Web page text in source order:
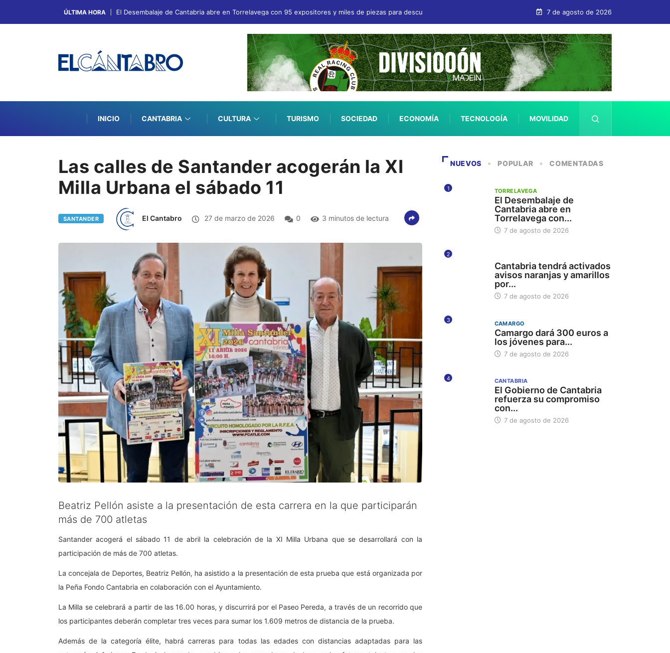
ÚLTIMA HORA El Desembalaje de Cantabria abre en Torrelavega con 95 expositores y miles de piezas para descubrir 7 de agosto de 2026
INICIO CANTABRIA CULTURA TURISMO SOCIEDAD ECONOMÍA TECNOLOGÍA MOVILIDAD
Las calles de Santander acogerán la XI
Milla Urbana el sábado 11
SANTANDER El Cantabro 27 de marzo de 2026 0 3 minutos de lectura
Beatriz Pellón asiste a la presentación de esta carrera en la que participarán
más de 700 atletas
Santander acogerá el sábado 11 de abril la celebración de la XI Milla Urbana que se desarrollará con la
participación de más de 700 atletas.
La concejala de Deportes, Beatriz Pellón, ha asistido a la presentación de esta prueba que está organizada por
la Peña Fondo Cantabria en colaboración con el Ayuntamiento.
La Milla se celebrará a partir de las 16.00 horas, y discurrirá por el Paseo Pereda, a través de un recorrido que
los participantes deberán completar tres veces para sumar los 1.609 metros de distancia de la prueba.
Además de la categoría élite, habrá carreras para todas las edades con distancias adaptadas para las
NUEVOS POPULAR COMENTADAS
1 TORRELAVEGA
El Desembalaje de
Cantabria abre en
Torrelavega con...
7 de agosto de 2026
2
Cantabria tendrá activados
avisos naranjas y amarillos
por...
7 de agosto de 2026
3 CAMARGO
Camargo dará 300 euros a
los jóvenes para...
7 de agosto de 2026
4 CANTABRIA
El Gobierno de Cantabria
refuerza su compromiso
con...
7 de agosto de 2026